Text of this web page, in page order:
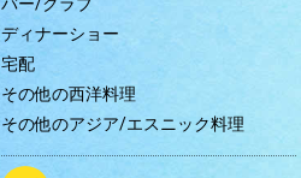
バー/クラブ
ディナーショー
宅配
その他の西洋料理
その他のアジア/エスニック料理